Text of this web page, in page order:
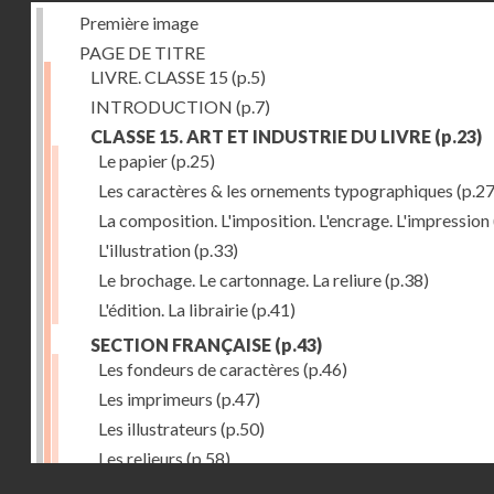
Première image
PAGE DE TITRE
LIVRE. CLASSE 15 (p.5)
INTRODUCTION (p.7)
CLASSE 15. ART ET INDUSTRIE DU LIVRE (p.23)
Le papier(p.25)
Les caractères & les ornements typographiques
La composition. L'imposition. L'encrage. L'impression
L'illustration(p.33)
Le brochage. Le cartonnage. La reliure(p.38)
L'édition. La librairie(p.41)
SECTION FRANÇAISE (p.43)
Les fondeurs de caractères (p.46)
Les imprimeurs (p.47)
Les illustrateurs (p.50)
Les relieurs (p.58)